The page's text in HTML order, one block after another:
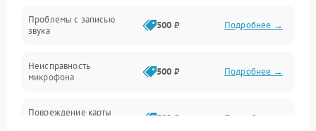
Проблемы с записью
звука
500 ₽ Подробнее →
Неисправность
микрофона
500 ₽ Подробнее →
Повреждение карты
500 ₽ Подробнее →